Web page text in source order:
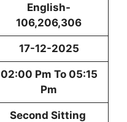
English-
106,206,306
17-12-2025
02:00 Pm To 05:15
Pm
Second Sitting